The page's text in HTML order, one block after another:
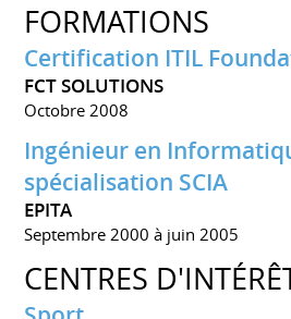
FORMATIONS
Certification ITIL
FCT SOLUTIONS
Octobre 2008
Ingénieur en
spécialisation SCIA
EPITA
Septembre 2000 à juin 2005
CENTRES